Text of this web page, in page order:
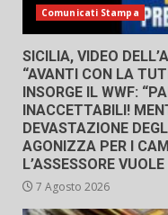
Comunicati Stampa
SICILIA, VIDEO
“AVANTI CON LA
INSORGE IL WWF:
INACCETTABILI!
DEVASTAZIONE
AGONIZZA PER I
L’ASSESSORE
7 Agosto 2026